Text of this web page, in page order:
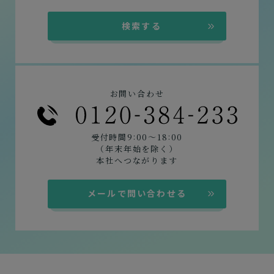
検索する
お問い合わせ
受付時間9 : 00〜18 : 00
（年末年始を除く）
本社へつながります
メールで問い合わせる